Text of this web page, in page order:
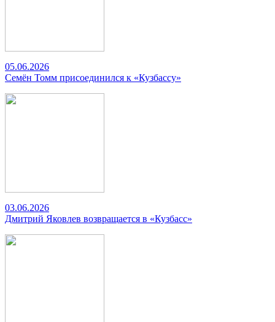
05.06.2026
Семён Томм присоединился к «Кузбассу»
03.06.2026
Дмитрий Яковлев возвращается в «Кузбасс»